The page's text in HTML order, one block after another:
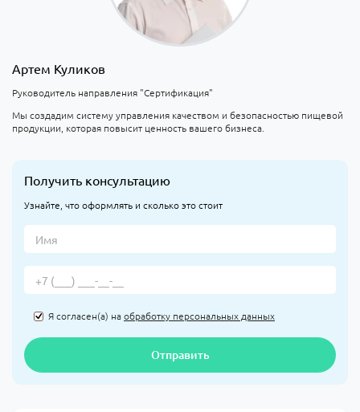
Артем Куликов
Руководитель направления "Сертификация"
Мы создадим систему управления качеством и безопасностью пищевой
продукции, которая повысит ценность вашего бизнеса.
Получить консультацию
Узнайте, что оформлять и сколько это стоит
Я согласен(а) наобработку персональных данных
Отправить